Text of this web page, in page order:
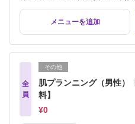
メニューを追加
全
員
その他
肌プランニング（男性
料】
¥0